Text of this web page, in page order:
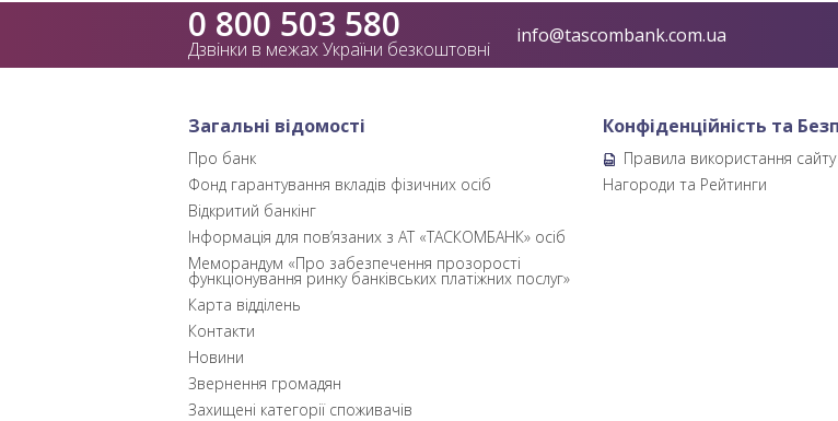
0 800 503 580
Дзвінки в межах України безкоштовні
info@tascombank.com.ua
Загальні відомості
Про банк
Фонд гарантування вкладів фізичних осіб
Відкритий банкінг
Інформація для пов’язаних з АТ «ТАСКОМБАНК» осіб
Меморандум «Про забезпечення прозорості
функціонування ринку банківських платіжних послуг»
Карта відділень
Контакти
Новини
Звернення громадян
Захищені категорії споживачів
Конфіденційність та
Правила використання
Нагороди та Рейтинги